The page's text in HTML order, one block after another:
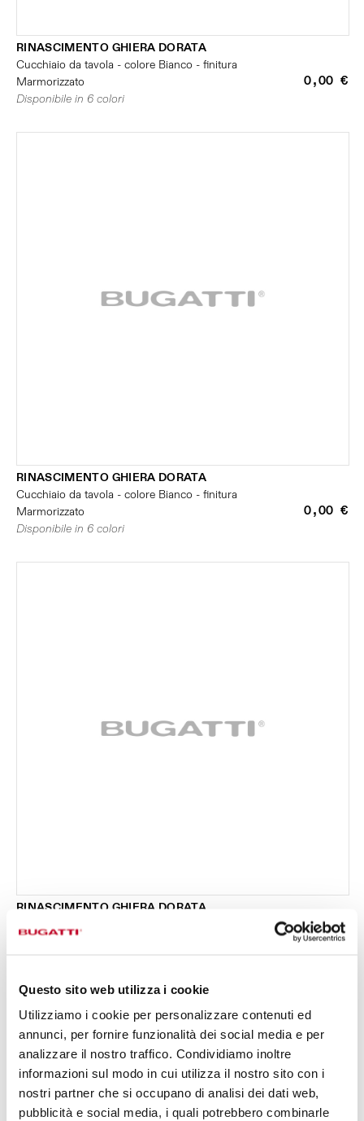
Questo sito web utilizza i cookie
Utilizziamo i cookie per personalizzare contenuti ed
annunci, per fornire funzionalità dei social media e per
analizzare il nostro traffico. Condividiamo inoltre
informazioni sul modo in cui utilizza il nostro sito con i
nostri partner che si occupano di analisi dei dati web,
pubblicità e social media, i quali potrebbero combinarle
RINASCIMENTO GHIERA DORATA
Cucchiaio da tavola - colore Bianco - finitura
Marmorizzato
0,00 €
Disponibile in 6 colori
RINASCIMENTO GHIERA DORATA
Cucchiaio da tavola - colore Bianco - finitura
Marmorizzato
0,00 €
Disponibile in 6 colori
RINASCIMENTO GHIERA DORATA
0,00 €